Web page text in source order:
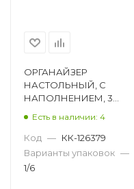
ОРГАНАЙЗЕР
НАСТОЛЬНЫЙ, С
НАПОЛНЕНИЕМ, 3
LAVENDER»,
КВАДРАТНЫЙ,
ПЛАСТИК 57989
Есть в наличии: 4
Код — КК-126379
Варианты упаковок —
1/6